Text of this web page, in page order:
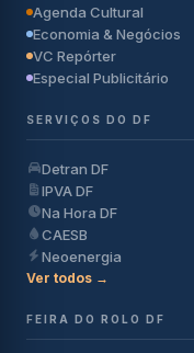
Agenda Cultural
Economia & Negócios
VC Repórter
Especial Publicitário
SERVIÇOS DO DF
Detran DF
IPVA DF
Na Hora DF
CAESB
Neoenergia
Ver todos →
FEIRA DO ROLO DF